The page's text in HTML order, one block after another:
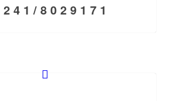
4 1 / 8 0 2 9 1 7 1